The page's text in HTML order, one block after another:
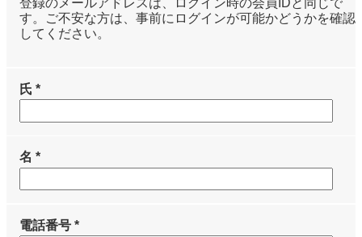
登録のメールアドレスは、ログイン時の会員IDと同じで
す。ご不安な方は、事前にログインが可能かどうかを確認
してください。
氏 *
名 *
電話番号 *